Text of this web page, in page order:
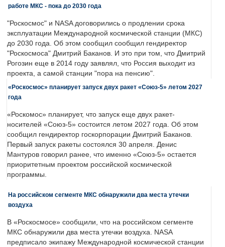
работе МКС - пока до 2030 года
"Роскосмос" и NASA договорились о продлении срока
эксплуатации Международной космической станции (МКС)
до 2030 года. Об этом сообщил сообщил гендиректор
"Роскосмоса" Дмитрий Баканов. И это при том, что Дмитрий
Рогозин еще в 2014 году заявлял, что Россия выходит из
проекта, а самой станции "пора на пенсию".
«Роскосмос» планирует запуск двух ракет «Союз-5» летом 2027
года
«Роскомос» планирует, что запуск еще двух ракет-
носителей «Союз-5» состоится летом 2027 года. Об этом
сообщил гендиректор госкорпорации Дмитрий Баканов.
Первый запуск ракеты состоялся 30 апреля. Денис
Мантуров говорил ранее, что именно «Союз-5» остается
приоритетным проектом российской космической
программы.
На российском сегменте МКС обнаружили два места утечки
воздуха
В «Роскосмосе» сообщили, что на российском сегменте
МКС обнаружили два места утечки воздуха. NASA
предписало экипажу Международной космической станции